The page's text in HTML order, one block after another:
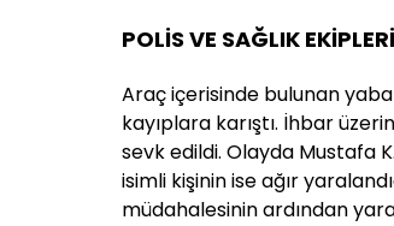
POLİS VE SAĞLIK
Araç içerisinde bulunan
kayıplara karıştı. İhbar
sevk edildi. Olayda Mustafa
isimli kişinin ise ağır
müdahalesinin ardından